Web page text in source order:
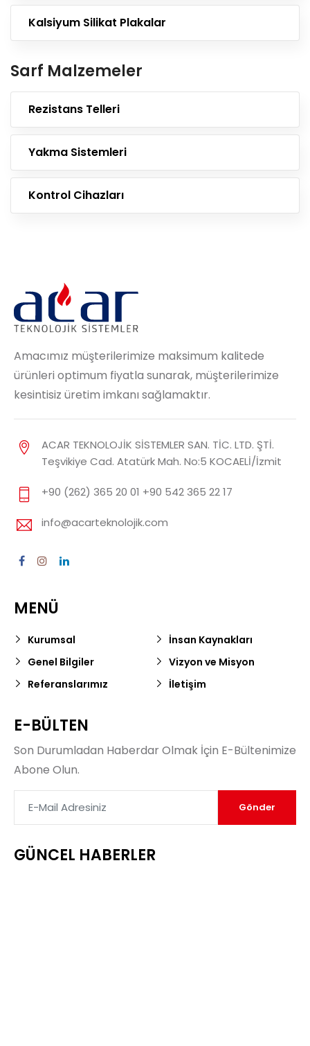
Kalsiyum Silikat Plakalar
Sarf Malzemeler
Rezistans Telleri
Yakma Sistemleri
Kontrol Cihazları
Amacımız müşterilerimize maksimum kalitede
ürünleri optimum fiyatla sunarak, müşterilerimize
kesintisiz üretim imkanı sağlamaktır.
ACAR TEKNOLOJİK SİSTEMLER SAN. TİC. LTD. ŞTİ.
Teşvikiye Cad. Atatürk Mah. No:5 KOCAELİ/İzmit
+90 (262) 365 20 01 +90 542 365 22 17
info@acarteknolojik.com
MENÜ
Kurumsal
İnsan Kaynakları
Genel Bilgiler
Vizyon ve Misyon
Referanslarımız
İletişim
E-BÜLTEN
Son Durumladan Haberdar Olmak İçin E-Bültenimize
Abone Olun.
Gönder
GÜNCEL HABERLER